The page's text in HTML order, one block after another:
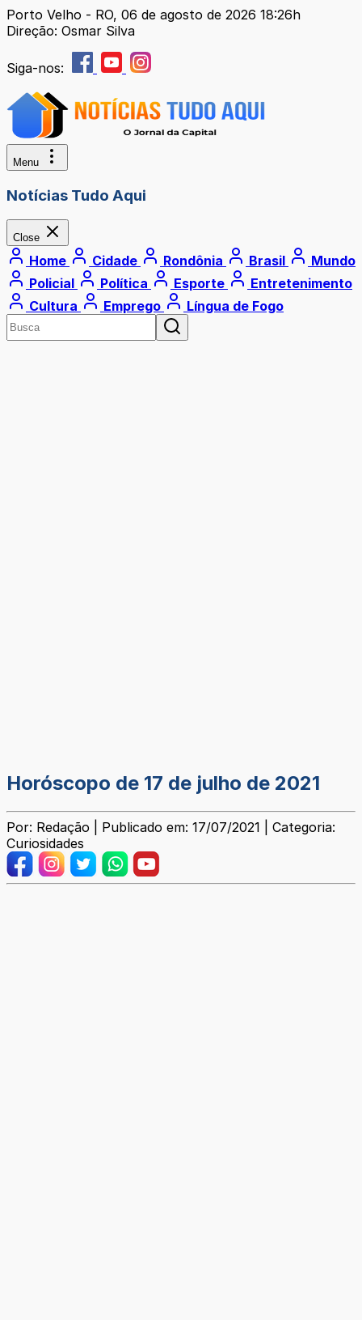
Porto Velho - RO, 06 de agosto de 2026 18:26h
Direção: Osmar Silva
Siga-nos:
Menu
Notícias Tudo Aqui
Close
Home Cidade Rondônia Brasil
Mundo
Policial
Política Esporte
Entretenimento
Cultura
Emprego Língua de Fogo
Horóscopo de 17 de julho de 2021
Por: Redação | Publicado em: 17/07/2021 | Categoria:
Curiosidades